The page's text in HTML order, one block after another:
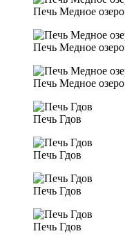
Печь Медное озеро
Печь Медное озеро
Печь Медное озеро
Печь Гдов
Печь Гдов
Печь Гдов
Печь Гдов